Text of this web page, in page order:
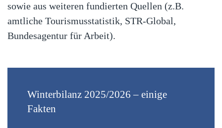
sowie aus weiteren fundierten Quellen (z.B.
amtliche Tourismusstatistik, STR-Global,
Bundesagentur für Arbeit).
Winterbilanz 2025/2026 – einige
Fakten